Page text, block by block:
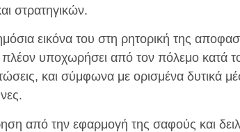
στρατηγικών.
εικόνα του στη ρητορική της
πλέον υποχωρήσει από τον πόλεμο κατά
και σύμφωνα με ορισμένα δυτικά
από την εφαρμογή της σαφούς και